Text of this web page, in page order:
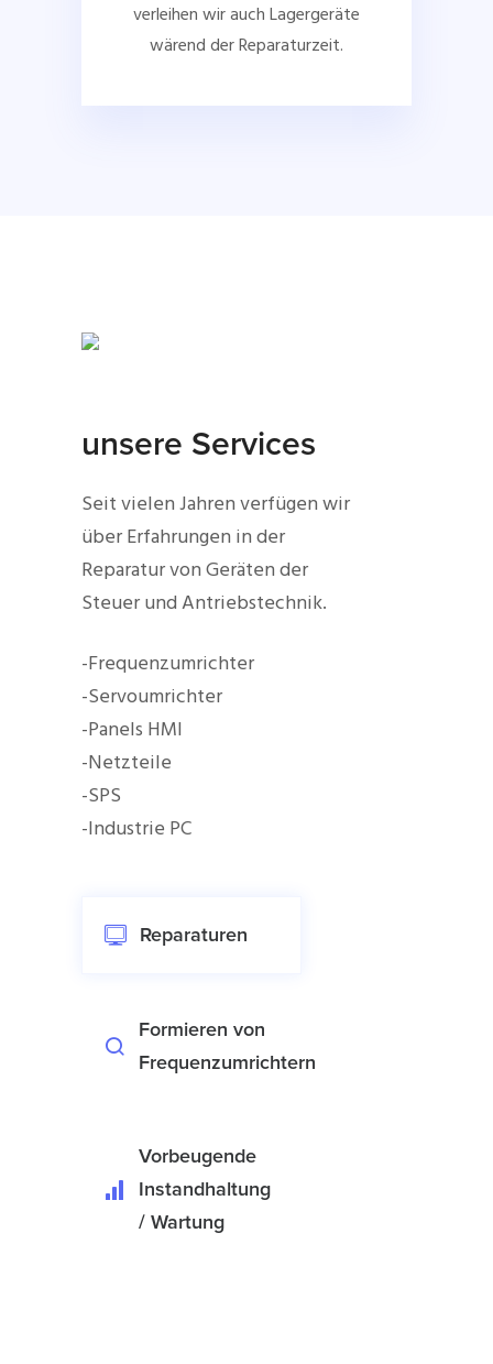
verleihen wir auch Lagergeräte
wärend der Reparaturzeit.
unsere Services
Seit vielen Jahren verfügen wir
über Erfahrungen in der
Reparatur von Geräten der
Steuer und Antriebstechnik.
-Frequenzumrichter
-Servoumrichter
-Panels HMI
-Netzteile
-SPS
-Industrie PC
Reparaturen
Formieren von
Frequenzumrichtern
Vorbeugende
Instandhaltung
/ Wartung